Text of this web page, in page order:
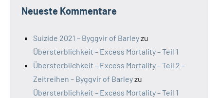
Neueste Kommentare
Suizide 2021 – Byggvir of Barleyzu
Übersterblichkeit – Excess Mortality – Teil 1
Übersterblichkeit – Excess Mortality – Teil 2 –
Zeitreihen – Byggvir of Barleyzu
Übersterblichkeit – Excess Mortality – Teil 1